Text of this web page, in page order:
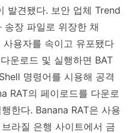
발견됐다. 보안 업체 Trend
송장 파일로 위장한 채
사용자를 속이고 유포됐다
운로드 및 실행하면 BAT
명령어를 시용해 공격
RAT의 페이로드를 다운로
한다. Banana RAT은 사용
라질 은행 사이트에서 금